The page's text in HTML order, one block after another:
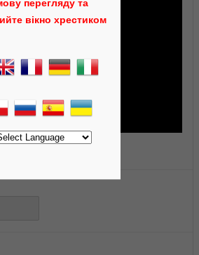
Роса ТВ
перегляду та
вікно хрестиком